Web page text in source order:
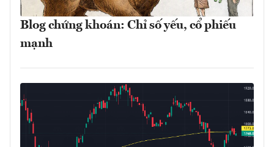
Blog chứng khoán: Chỉ số yếu, cổ phiếu
mạnh